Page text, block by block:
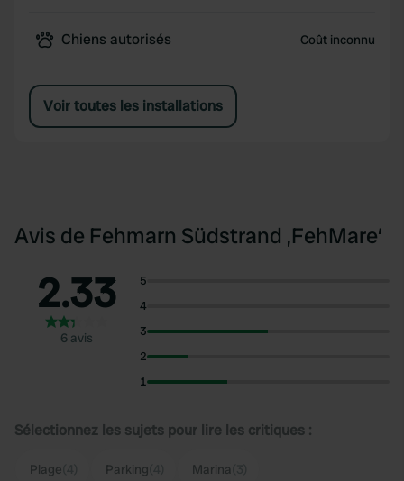
Chiens autorisés Coût inconnu
Voir toutes les installations
Avis de Fehmarn Südstrand ‚FehMare‘
2.33
6 avis
5
4
3
2
1
Sélectionnez les sujets pour lire les critiques :
Plage Parking Marina